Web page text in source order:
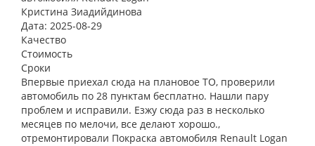
Кристина Зиадийдинова
Дата: 2025-08-29
Качество
Стоимость
Сроки
Впервые приехал сюда на плановое ТО, проверили
автомобиль по 28 пунктам бесплатно. Нашли пару
проблем и исправили. Езжу сюда раз в несколько
месяцев по мелочи, все делают хорошо.,
отремонтировали Покраска автомобиля Renault Logan